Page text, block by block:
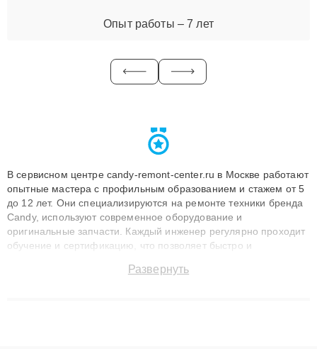
Опыт работы – 7 лет
В сервисном центре candy-remont-center.ru в Москве работают
опытные мастера с профильным образованием и стажем от 5
до 12 лет. Они специализируются на ремонте техники бренда
Candy, используют современное оборудование и
оригинальные запчасти. Каждый инженер регулярно проходит
обучение и сертификацию, что позволяет быстро и
сохранением гарантии до 3 лет. Наши мастера решают
Развернуть